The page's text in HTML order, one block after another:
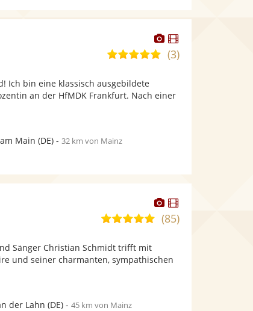
Dieser
Künstler
stellt
Dieser
Künstler
5,0
Sternen
(3)
Ich bin eine klassisch ausgebildete
an der HfMDK Frankfurt. Nach einer
Main (DE)- 32 km von Mainz
Dieser
Künstler
stellt
Dieser
Künstler
5,0
Sternen
(85)
Sänger Christian Schmidt trifft mit
und seiner charmanten, sympathischen
der Lahn (DE)- 45 km von Mainz